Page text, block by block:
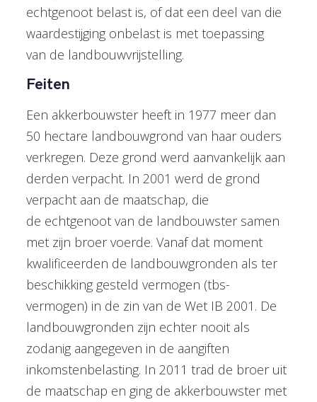
echtgenoot belast is, of dat een deel van die
waardestijging onbelast is met toepassing
van de landbouwvrijstelling.
Feiten
Een akkerbouwster heeft in 1977 meer dan
50 hectare landbouwgrond van haar ouders
verkregen. Deze grond werd aanvankelijk aan
derden verpacht. In 2001 werd de grond
verpacht aan de maatschap, die
de echtgenoot van de landbouwster samen
met zijn broer voerde. Vanaf dat moment
kwalificeerden de landbouwgronden als ter
beschikking gesteld vermogen (tbs-
vermogen) in de zin van de Wet IB 2001. De
landbouwgronden zijn echter nooit als
zodanig aangegeven in de aangiften
inkomstenbelasting. In 2011 trad de broer uit
de maatschap en ging de akkerbouwster met